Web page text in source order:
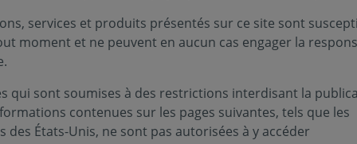
a connu un rebond significatif au mois de novembre.
visible depuis le mois de septembre 2016, des indices
dans la mesure où elle confirme que les dépenses
positive à la croissance du PIB sur le 4ème
monétaire enregistre une expansion de leur volume
entre pays. A titre d’exemple, la production
en novembre.
services et produits présentés sur ce site sont
moment et ne peuvent en aucun cas engager la
qui sont soumises à des restrictions interdisant la
contenues sur les pages suivantes, tels que les
des États-Unis, ne sont pas autorisées à y accéder